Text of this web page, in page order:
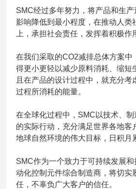
SMC经过多年努力，将产品和生
影响降低到最小程度，在推动人类
上，承担社会责任，发挥着积极作
在我们采取的CO2减排总体方案中
得更小更轻以减少原料消耗、缩短
且在产品的设计过程中，就充分考
过程所消耗的能量。
在全球化过程中，SMC以技术、
的实际行动，充分满足世界各地客
地球自然环境的伟大目标，日积月
SMC作为一个致力于可持续发展
动化控制元件综合制造商，将切实
任，不辜负广大客户的信任。